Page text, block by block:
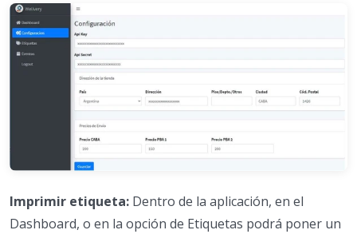
Imprimir etiqueta: Dentro de la aplicación, en el
Dashboard, o en la opción de Etiquetas podrá poner un